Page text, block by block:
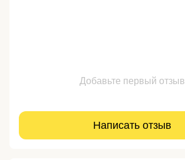
Добавьте первый отзыв
Написать отзыв